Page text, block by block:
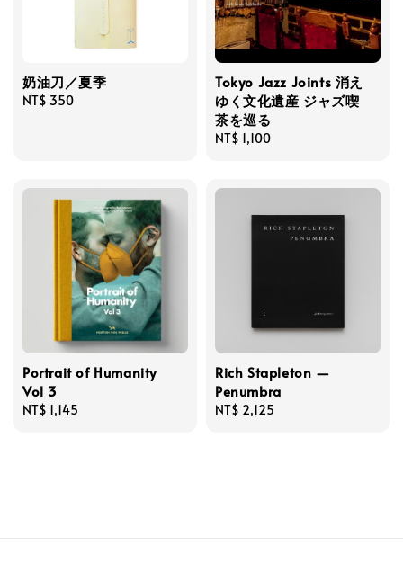
奶油刀／夏季
Regular
NT$ 350
Tokyo Jazz Joints 消え
ゆく文化遺産 ジャズ喫
茶を巡る
Regular
NT$ 1,100
Portrait of Humanity
Vol 3
Regular
NT$ 1,145
Rich Stapleton —
Penumbra
Regular
NT$ 2,125